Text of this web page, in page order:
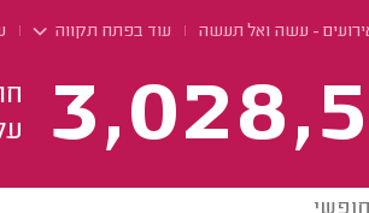
- עשה ואל תעשה עוד בפתח תקווה